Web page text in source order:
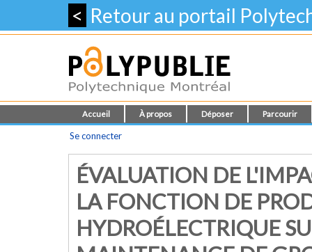
< Retour au portail
Accueil À propos Déposer Parcourir
Se connecter
ÉVALUATION DE
LA FONCTION DE
HYDROÉLECTRIQUE